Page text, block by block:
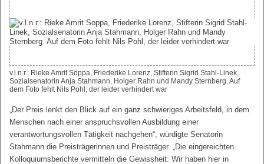
v.l.n.r.: Rieke Amrit Soppa, Friederike Lorenz, Stifterin Sigrid Stahl-Linek,
Sozialsenatorin Anja Stahmann, Holger Rahn und Mandy Sternberg. Auf
dem Foto fehlt Nils Pohl, der leider verhindert war
„Der Preis lenkt den Blick auf ein ganz schwieriges Arbeitsfeld, in dem
Menschen nach einer anspruchsvollen Ausbildung einer
verantwortungsvollen Tätigkeit nachgehen“, würdigte Senatorin
Stahmann die Preisträgerinnen und Preisträger. „Die eingereichten
Kolloquiumsberichte vermitteln die Gewissheit: Wir haben hier in